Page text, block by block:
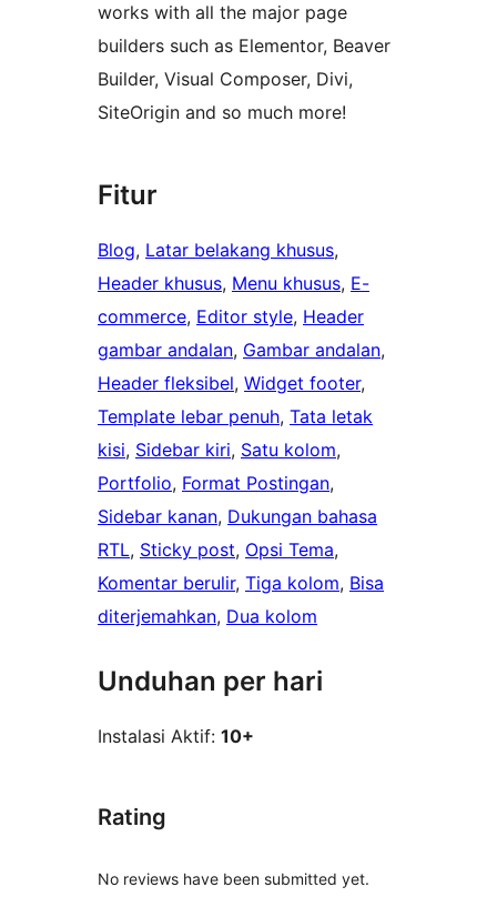
works with all the major page
builders such as Elementor, Beaver
Builder, Visual Composer, Divi,
SiteOrigin and so much more!
Fitur
Blog, Latar belakang khusus
Header khusus, Menu khusus, E-
commerce, Editor style, Header
gambar andalan, Gambar andalan
Header fleksibel, Widget footer
Template lebar penuh, Tata letak
kisi, Sidebar kiri, Satu kolom
Portfolio, Format Postingan
Sidebar kanan, Dukungan bahasa
RTL, Sticky post, Opsi Tema
Komentar berulir, Tiga kolom, Bisa
diterjemahkan, Dua kolom
Unduhan per hari
Instalasi Aktif: 10+
Rating
No reviews have been submitted yet.